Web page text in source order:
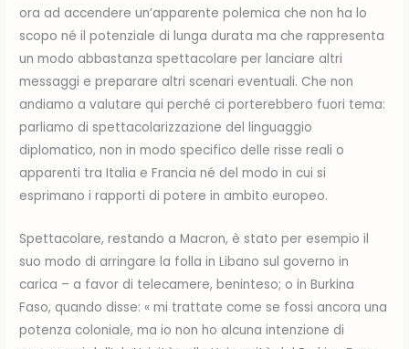
ora ad accendere un’apparente polemica che non ha lo
scopo né il potenziale di lunga durata ma che rappresenta
un modo abbastanza spettacolare per lanciare altri
messaggi e preparare altri scenari eventuali. Che non
andiamo a valutare qui perché ci porterebbero fuori tema:
parliamo di spettacolarizzazione del linguaggio
diplomatico, non in modo specifico delle risse reali o
apparenti tra Italia e Francia né del modo in cui si
esprimano i rapporti di potere in ambito europeo.
Spettacolare, restando a Macron, è stato per esempio il
suo modo di arringare la folla in Libano sul governo in
carica – a favor di telecamere, beninteso; o in Burkina
Faso, quando disse: « mi trattate come se fossi ancora una
potenza coloniale, ma io non ho alcuna intenzione di